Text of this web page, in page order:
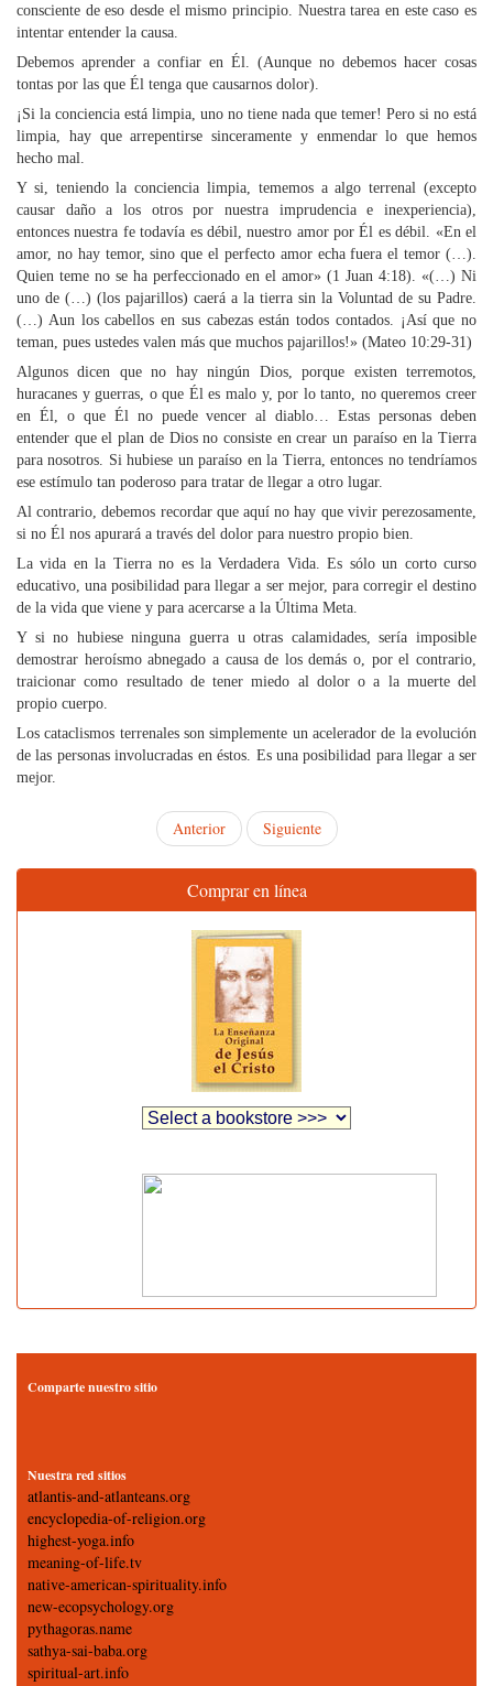
consciente de eso desde el mismo principio. Nuestra tarea en este caso es
intentar entender la causa.
Debemos aprender a confiar en Él. (Aunque no debemos hacer cosas
tontas por las que Él tenga que causarnos dolor).
¡Si la conciencia está limpia, uno no tiene nada que temer! Pero si no está
limpia, hay que arrepentirse sinceramente y enmendar lo que hemos
hecho mal.
Y si, teniendo la conciencia limpia, tememos a algo terrenal (excepto
causar daño a los otros por nuestra imprudencia e inexperiencia),
entonces nuestra fe todavía es débil, nuestro amor por Él es débil. «En el
amor, no hay temor, sino que el perfecto amor echa fuera el temor (…).
Quien teme no se ha perfeccionado en el amor» (1 Juan 4:18). «(…) Ni
uno de (…) (los pajarillos) caerá a la tierra sin la Voluntad de su Padre.
(…) Aun los cabellos en sus cabezas están todos contados. ¡Así que no
teman, pues ustedes valen más que muchos pajarillos!» (Mateo 10:29-31)
Algunos dicen que no hay ningún Dios, porque existen terremotos,
huracanes y guerras, o que Él es malo y, por lo tanto, no queremos creer
en Él, o que Él no puede vencer al diablo… Estas personas deben
entender que el plan de Dios no consiste en crear un paraíso en la Tierra
para nosotros. Si hubiese un paraíso en la Tierra, entonces no tendríamos
ese estímulo tan poderoso para tratar de llegar a otro lugar.
Al contrario, debemos recordar que aquí no hay que vivir perezosamente,
si no Él nos apurará a través del dolor para nuestro propio bien.
La vida en la Tierra no es la Verdadera Vida. Es sólo un corto curso
educativo, una posibilidad para llegar a ser mejor, para corregir el destino
de la vida que viene y para acercarse a la Última Meta.
Y si no hubiese ninguna guerra u otras calamidades, sería imposible
demostrar heroísmo abnegado a causa de los demás o, por el contrario,
traicionar como resultado de tener miedo al dolor o a la muerte del
propio cuerpo.
Los cataclismos terrenales son simplemente un acelerador de la evolución
de las personas involucradas en éstos. Es una posibilidad para llegar a ser
mejor.
Anterior Siguiente
Comprar en línea
Comparte nuestro sitio
Nuestra red sitios
atlantis-and-atlanteans.org
encyclopedia-of-religion.org
highest-yoga.info
meaning-of-life.tv
native-american-spirituality.info
new-ecopsychology.org
pythagoras.name
sathya-sai-baba.org
spiritual-art.info